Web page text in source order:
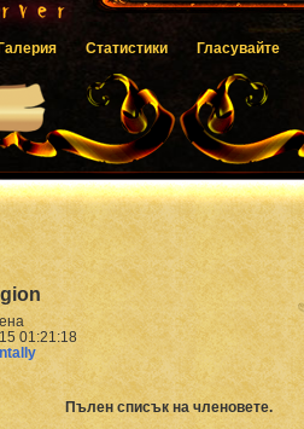
Галерия Статистики Гласувайте
01:21:18
Пълен списък на членовете.